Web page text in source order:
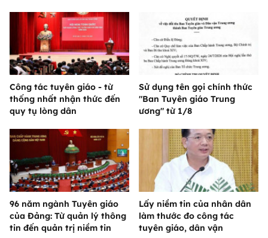
Công tác tuyên giáo - từ
thống nhất nhận thức đến
quy tụ lòng dân
Sử dụng tên gọi chính thức
"Ban Tuyên giáo Trung
ương" từ 1/8
96 năm ngành Tuyên giáo
của Đảng: Từ quản lý thông
tin đến quản trị niềm tin
Lấy niềm tin của nhân dân
làm thước đo công tác
tuyên giáo, dân vận